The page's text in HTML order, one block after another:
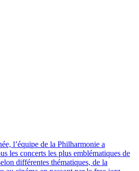
l’équipe de la Philharmonie a
les concerts les plus emblématiques de
différentes thématiques, de la